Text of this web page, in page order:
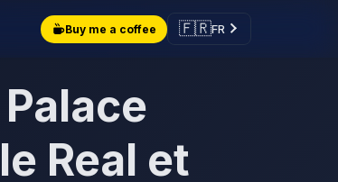
Buy me a coffee 🇫🇷FR
Real et